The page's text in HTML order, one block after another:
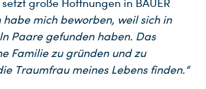
große Hoffnungen in BAUER
habe mich beworben, weil sich in
Paare gefunden haben. Das
Familie zu gründen und zu
Traumfrau meines Lebens finden.“